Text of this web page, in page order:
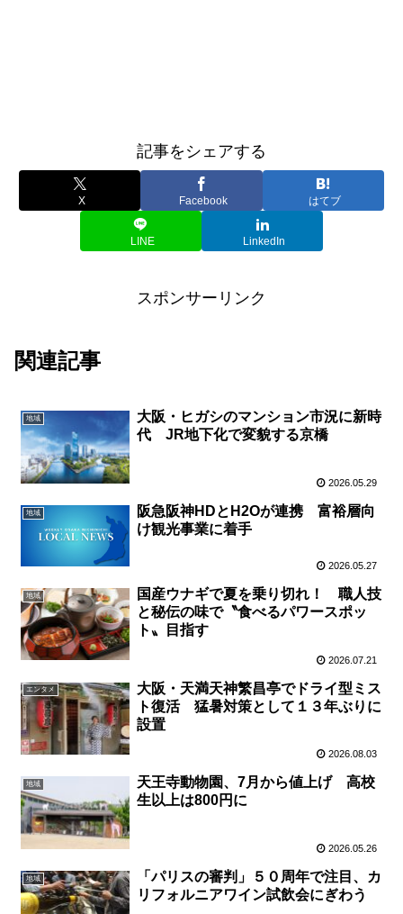
記事をシェアする
X Facebook はてブ
LINE LinkedIn
スポンサーリンク
関連記事
地域
大阪・ヒガシのマンション市況に新時
代 JR地下化で変貌する京橋
2026.05.29
地域
阪急阪神HDとH2Oが連携 富裕層向
け観光事業に着手
2026.05.27
地域
国産ウナギで夏を乗り切れ！ 職人技
と秘伝の味で〝食べるパワースポッ
ト〟目指す
2026.07.21
エンタメ
大阪・天満天神繁昌亭でドライ型ミス
ト復活 猛暑対策として１３年ぶりに
設置
2026.08.03
地域
天王寺動物園、7月から値上げ 高校
生以上は800円に
2026.05.26
地域
「パリスの審判」５０周年で注目、カ
リフォルニアワイン試飲会にぎわう